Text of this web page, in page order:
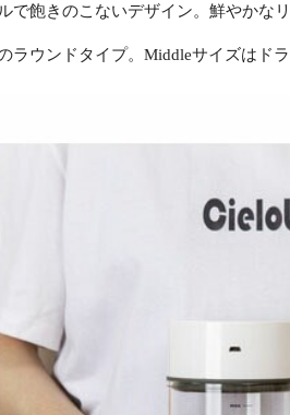
で飽きのこないデザイン。鮮やかな
ラウンドタイプ。Middleサイズはド